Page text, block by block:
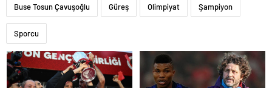
Buse Tosun Çavuşoğlu Güreş Olimpiyat Şampiyon
Sporcu